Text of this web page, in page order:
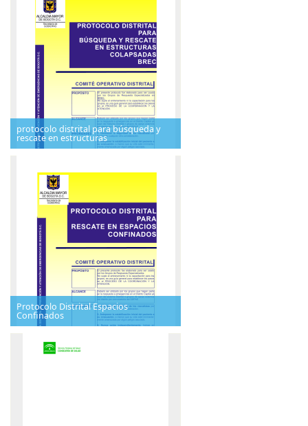
protocolo distrital para búsqueda y
rescate en estructuras
Protocolo Distrital Espacios
Confinados